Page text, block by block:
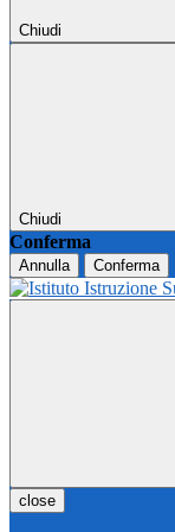
Chiudi
Chiudi
Conferma
Annulla Conferma
close